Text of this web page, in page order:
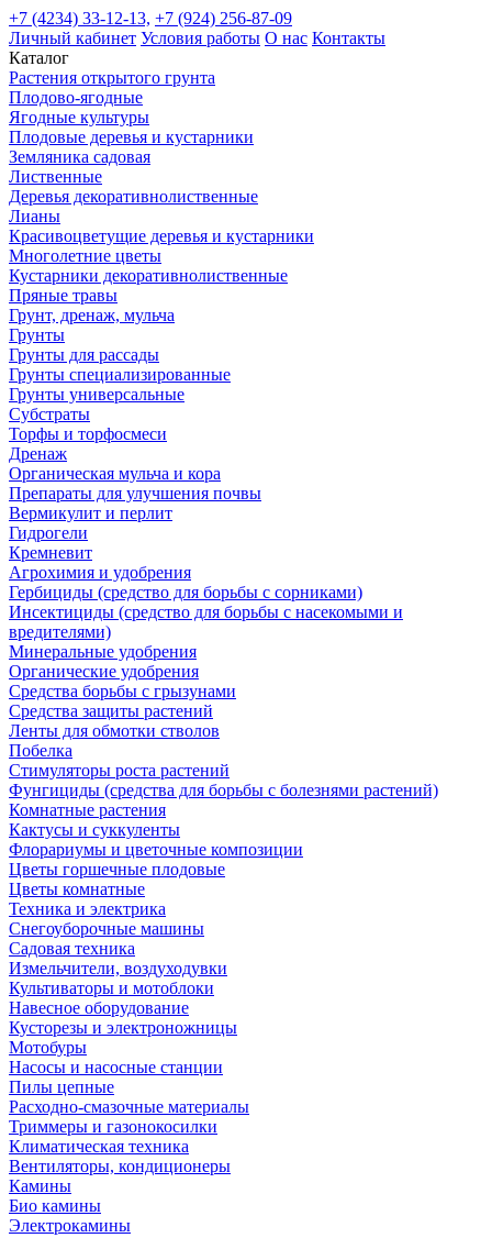
+7 (4234) 33-12-13, +7 (924) 256-87-09
Личный кабинет Условия работы О нас Контакты
Каталог
Растения открытого грунта
Плодово-ягодные
Ягодные культуры
Плодовые деревья и кустарники
Земляника садовая
Лиственные
Деревья декоративнолиственные
Лианы
Красивоцветущие деревья и кустарники
Многолетние цветы
Кустарники декоративнолиственные
Пряные травы
Грунт, дренаж, мульча
Грунты
Грунты для рассады
Грунты специализированные
Грунты универсальные
Субстраты
Торфы и торфосмеси
Дренаж
Органическая мульча и кора
Препараты для улучшения почвы
Вермикулит и перлит
Гидрогели
Кремневит
Агрохимия и удобрения
Гербициды (средство для борьбы с сорниками)
Инсектициды (средство для борьбы с насекомыми и
вредителями)
Минеральные удобрения
Органические удобрения
Средства борьбы с грызунами
Средства защиты растений
Ленты для обмотки стволов
Побелка
Стимуляторы роста растений
Фунгициды (средства для борьбы с болезнями растений)
Комнатные растения
Кактусы и суккуленты
Флорариумы и цветочные композиции
Цветы горшечные плодовые
Цветы комнатные
Техника и электрика
Снегоуборочные машины
Садовая техника
Измельчители, воздуходувки
Культиваторы и мотоблоки
Навесное оборудование
Кусторезы и электроножницы
Мотобуры
Насосы и насосные станции
Пилы цепные
Расходно-смазочные материалы
Триммеры и газонокосилки
Климатическая техника
Вентиляторы, кондиционеры
Камины
Био камины
Электрокамины